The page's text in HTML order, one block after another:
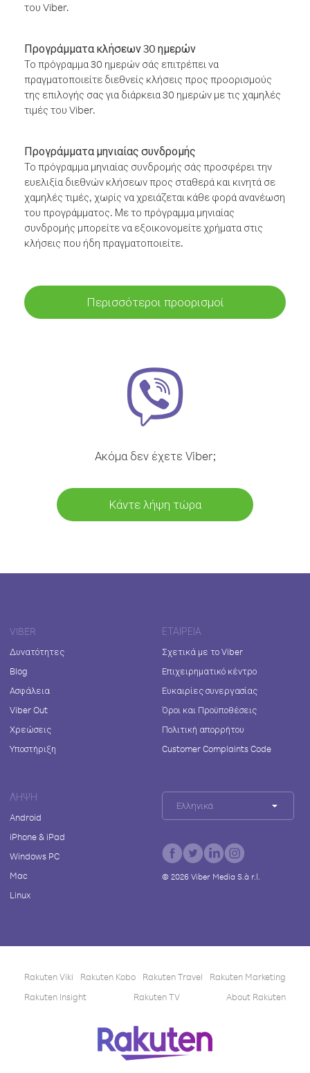
του Viber.
Προγράμματα κλήσεων 30 ημερών
Το πρόγραμμα 30 ημερών σάς επιτρέπει να
πραγματοποιείτε διεθνείς κλήσεις προς προορισμούς
της επιλογής σας για διάρκεια 30 ημερών με τις χαμηλές
τιμές του Viber.
Προγράμματα μηνιαίας συνδρομής
Το πρόγραμμα μηνιαίας συνδρομής σάς προσφέρει την
ευελιξία διεθνών κλήσεων προς σταθερά και κινητά σε
χαμηλές τιμές, χωρίς να χρειάζεται κάθε φορά ανανέωση
του προγράμματος. Με το πρόγραμμα μηνιαίας
συνδρομής μπορείτε να εξοικονομείτε χρήματα στις
κλήσεις που ήδη πραγματοποιείτε.
Περισσότεροι προορισμοί
Ακόμα δεν έχετε Viber;
Κάντε λήψη τώρα
VIBER
Δυνατότητες
Blog
Ασφάλεια
Viber Out
Χρεώσεις
Υποστήριξη
ΕΤΑΙΡΕΊΑ
Σχετικά με το Viber
Επιχειρηματικό κέντρο
Ευκαιρίες συνεργασίας
Όροι και Προϋποθέσεις
Πολιτική απορρήτου
Customer Complaints Code
ΛΉΨΗ
Android
iPhone & iPad
Windows PC
Mac
Linux
Ελληνικά
© 2026Viber Media S.à r.l.
Rakuten Viki Rakuten Kobo Rakuten Travel
Rakuten Marketing
Rakuten Insight
Rakuten TV About Rakuten